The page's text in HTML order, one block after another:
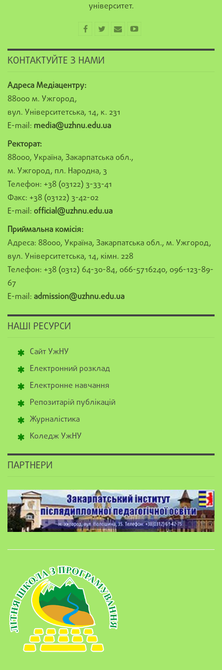
університет.
КОНТАКТУЙТЕ З НАМИ
Адреса Медіацентру:
88000 м. Ужгород,
вул. Університетська, 14, к. 231
E-mail: media@uzhnu.edu.ua
Ректорат:
88000, Україна, Закарпатська обл.,
м. Ужгород, пл. Народна, 3
Телефон: +38 (03122) 3-33-41
Факс: +38 (03122) 3-42-02
E-mail: official@uzhnu.edu.ua
Приймальна комісія:
Адреса: 88000, Україна, Закарпатська обл., м. Ужгород,
вул. Університетська, 14, кімн. 228
Телефон: +38 (0312) 64-30-84, 066-5716240, 096-123-89-
67
E-mail: admission@uzhnu.edu.ua
НАШІ РЕСУРСИ
Сайт УжНУ
Електронний розклад
Електронне навчання
Репозитарій публікацій
Журналістика
Коледж УжНУ
ПАРТНЕРИ